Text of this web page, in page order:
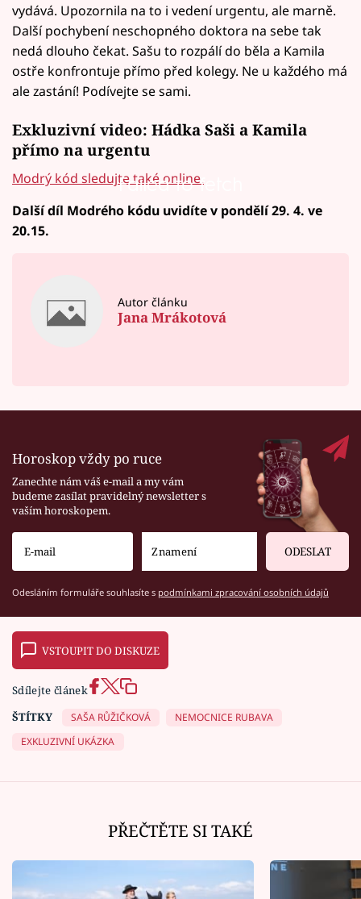
vydává. Upozornila na to i vedení urgentu, ale marně.
Další pochybení neschopného doktora na sebe tak
nedá dlouho čekat. Sašu to rozpálí do běla a Kamila
ostře konfrontuje přímo před kolegy. Ne u každého má
ale zastání! Podívejte se sami.
Exkluzivní video: Hádka Saši a Kamila
přímo na urgentu
Failed to fetch
Modrý kód sledujte také online.
Další díl Modrého kódu uvidíte v pondělí 29. 4. ve
20.15.
Autor článku
Jana Mrákotová
Horoskop vždy po ruce
Zanechte nám váš e-mail a my vám
budeme zasílat pravidelný newsletter s
vaším horoskopem.
ODESLAT
Odesláním formuláře souhlasíte s podmínkami zpracování osobních údajů
VSTOUPIT DO DISKUZE
Sdílejte článek
ŠTÍTKY
SAŠA RŮŽIČKOVÁ
NEMOCNICE RUBAVA
EXKLUZIVNÍ UKÁZKA
PŘEČTĚTE SI TAKÉ